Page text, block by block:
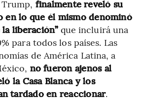
finalmente reveló su
en lo que él mismo denominó
liberación”que incluirá una
para todos los países. Las
de América Latina, a
no fueron ajenos al
la Casa Blanca y los
tardado en reaccionar.